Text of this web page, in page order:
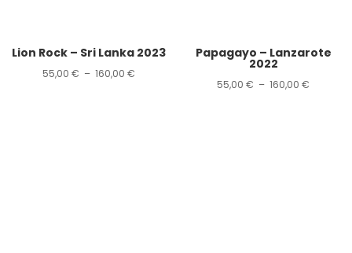
Lion Rock – Sri Lanka 2023
55,00 € – 160,00 €Plage
Papagayo – Lanzarote
2022
55,00€ – 160,00€